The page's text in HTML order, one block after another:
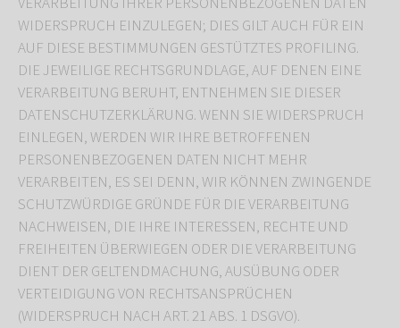
WIDERSPRUCH EINZULEGEN; DIES GILT AUCH FÜR EIN
AUF DIESE BESTIMMUNGEN GESTÜTZTES PROFILING.
DIE JEWEILIGE RECHTSGRUNDLAGE, AUF DENEN EINE
VERARBEITUNG BERUHT, ENTNEHMEN SIE DIESER
DATENSCHUTZERKLÄRUNG. WENN SIE WIDERSPRUCH
EINLEGEN, WERDEN WIR IHRE BETROFFENEN
PERSONENBEZOGENEN DATEN NICHT MEHR
VERARBEITEN, ES SEI DENN, WIR KÖNNEN ZWINGENDE
SCHUTZWÜRDIGE GRÜNDE FÜR DIE VERARBEITUNG
NACHWEISEN, DIE IHRE INTERESSEN, RECHTE UND
FREIHEITEN ÜBERWIEGEN ODER DIE VERARBEITUNG
DIENT DER GELTENDMACHUNG, AUSÜBUNG ODER
VERTEIDIGUNG VON RECHTSANSPRÜCHEN
(WIDERSPRUCH NACH ART. 21 ABS. 1 DSGVO).